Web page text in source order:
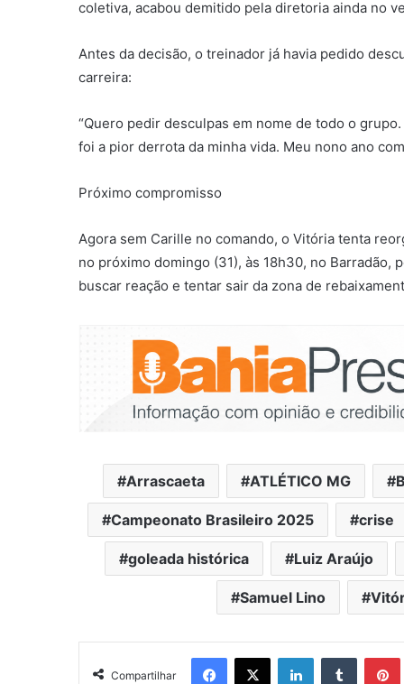
coletiva, acabou demitido pela diretoria ainda no
Antes da decisão, o treinador já havia pedido
carreira:
“Quero pedir desculpas em nome de todo o
foi a pior derrota da minha vida. Meu nono ano
Próximo compromisso
Agora sem Carille no comando, o Vitória tenta
no próximo domingo (31), às 18h30, no Barradão,
buscar reação e tentar sair da zona de
Arrascaeta ATLÉTICO MG
Campeonato Brasileiro 2025 crise
goleada histórica Luiz Araújo
Samuel Lino
Compartilhar